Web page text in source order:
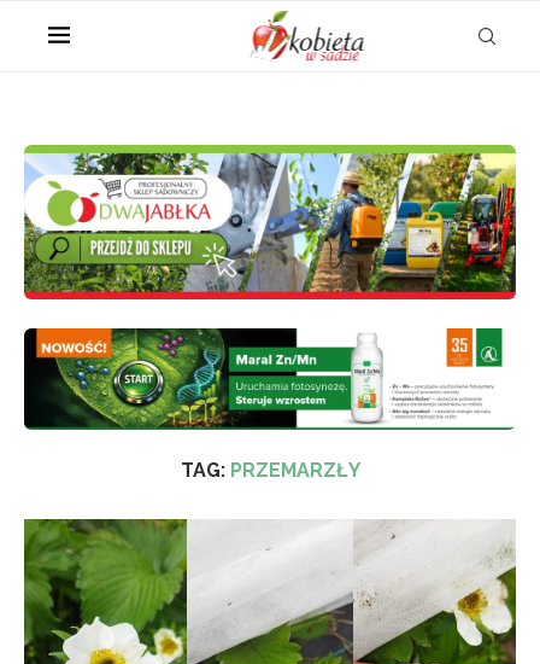
TAG: PRZEMARZŁY